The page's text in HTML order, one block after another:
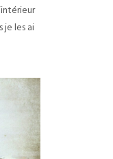
je les ai